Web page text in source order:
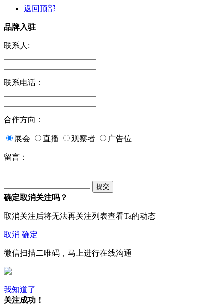
返回顶部
品牌入驻
联系人:
联系电话：
合作方向：
展会 直播 观察者 广告位
留言：
确定取消关注吗？
取消关注后将无法再关注列表查看Ta的动态
取消 确定
微信扫描二唯码，马上进行在线沟通
我知道了
关注成功！